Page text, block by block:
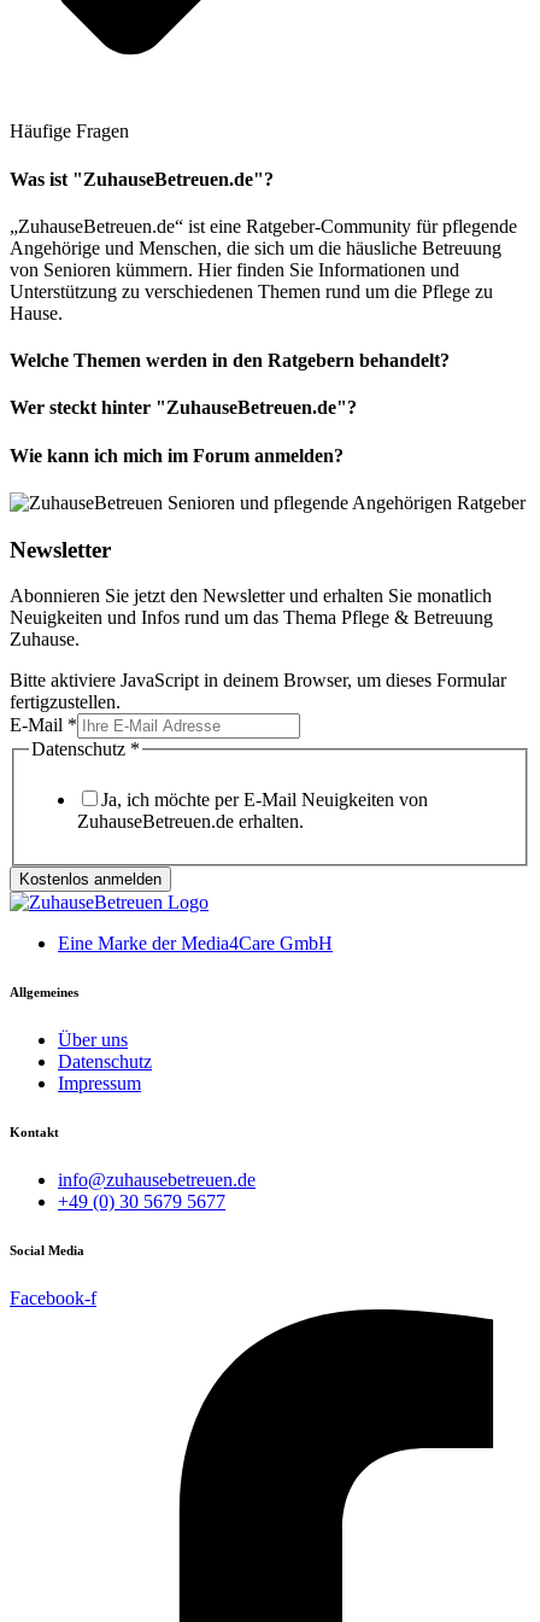
Häufige Fragen
Was ist "ZuhauseBetreuen.de"?
„ZuhauseBetreuen.de“ ist eine Ratgeber-Community für pflegende
Angehörige und Menschen, die sich um die häusliche Betreuung
von Senioren kümmern. Hier finden Sie Informationen und
Unterstützung zu verschiedenen Themen rund um die Pflege zu
Hause.
Welche Themen werden in den Ratgebern behandelt?
Wer steckt hinter "ZuhauseBetreuen.de"?
Wie kann ich mich im Forum anmelden?
Newsletter
Abonnieren Sie jetzt den Newsletter und erhalten Sie monatlich
Neuigkeiten und Infos rund um das Thema Pflege & Betreuung
Zuhause.
Bitte aktiviere JavaScript in deinem Browser, um dieses Formular
fertigzustellen.
E-Mail *
Datenschutz *
Ja, ich möchte per E-Mail Neuigkeiten von
ZuhauseBetreuen.de erhalten.
Kostenlos anmelden
Eine Marke der Media4Care GmbH
Allgemeines
Über uns
Datenschutz
Impressum
Kontakt
info@zuhausebetreuen.de
+49 (0) 30 5679 5677
Social Media
Facebook-f